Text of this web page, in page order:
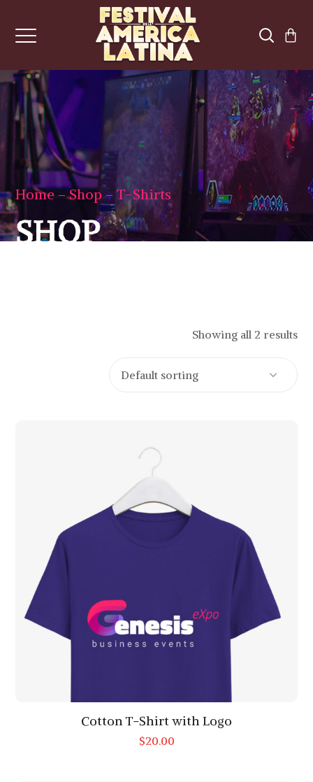
Home Shop T-Shirts
SHOP
Showing all 2 results
Cotton T-Shirt with Logo
$20.00